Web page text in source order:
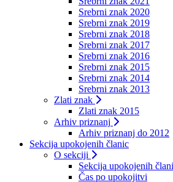
Srebrni znak 2020
Srebrni znak 2019
Srebrni znak 2018
Srebrni znak 2017
Srebrni znak 2016
Srebrni znak 2015
Srebrni znak 2014
Srebrni znak 2013
Zlati znak
Zlati znak 2015
Arhiv priznanj
Arhiv priznanj do 2012
Sekcija upokojenih članic
O sekciji
Sekcija upokojenih
Čas po upokojitvi